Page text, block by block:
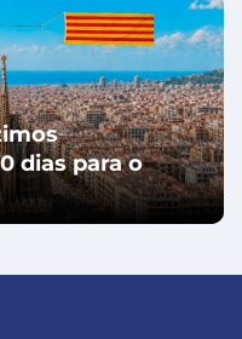
dias para o